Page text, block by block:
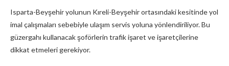
Isparta-Beyşehir yolunun Kıreli-Beyşehir ortasındaki kesitinde yol
imal çalışmaları sebebiyle ulaşım servis yoluna yönlendiriliyor. Bu
güzergahı kullanacak şoförlerin trafik işaret ve işaretçilerine
dikkat etmeleri gerekiyor.